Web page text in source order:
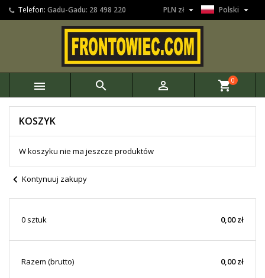
Telefon: Gadu-Gadu: 28 498 220 Polski 
PLN zł 
   shopping_cart0
KOSZYK
W koszyku nie ma jeszcze produktów
chevron_left Kontynuuj zakupy
0 sztuk 0,00 zł
Razem (brutto) 0,00 zł